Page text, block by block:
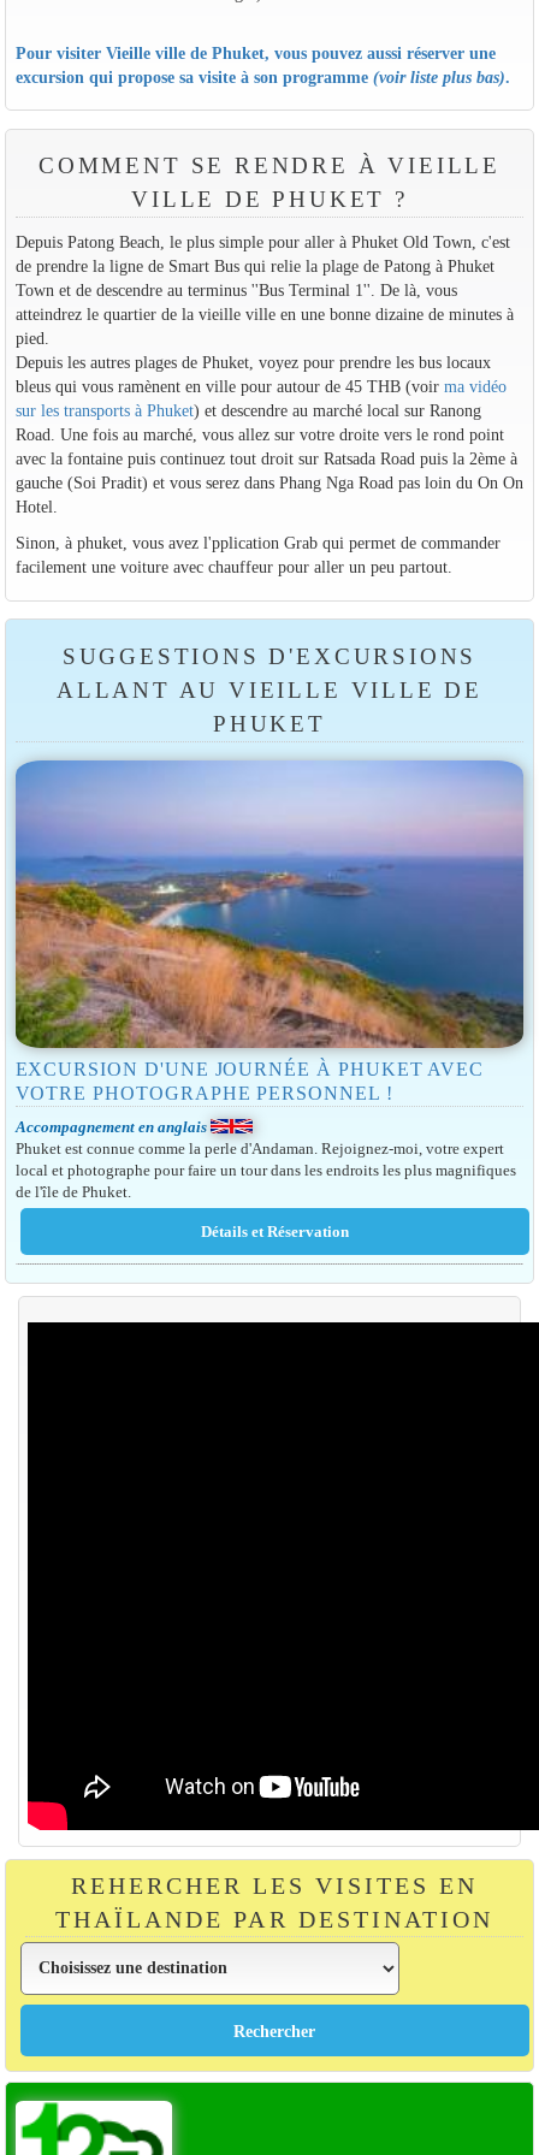
Pour visiter Vieille ville de Phuket, vous pouvez aussi réserver une
excursion qui propose sa visite à son programme (voir liste plus bas).
COMMENT SE RENDRE À VIEILLE
VILLE DE PHUKET ?
Depuis Patong Beach, le plus simple pour aller à Phuket Old Town, c'est
de prendre la ligne de Smart Bus qui relie la plage de Patong à Phuket
Town et de descendre au terminus ''Bus Terminal 1''. De là, vous
atteindrez le quartier de la vieille ville en une bonne dizaine de minutes à
pied.
Depuis les autres plages de Phuket, voyez pour prendre les bus locaux
bleus qui vous ramènent en ville pour autour de 45 THB (voir ma vidéo
sur les transports à Phuket) et descendre au marché local sur Ranong
Road. Une fois au marché, vous allez sur votre droite vers le rond point
avec la fontaine puis continuez tout droit sur Ratsada Road puis la 2ème à
gauche (Soi Pradit) et vous serez dans Phang Nga Road pas loin du On On
Hotel.
Sinon, à phuket, vous avez l'pplication Grab qui permet de commander
facilement une voiture avec chauffeur pour aller un peu partout.
SUGGESTIONS D'EXCURSIONS
ALLANT AU VIEILLE VILLE DE
PHUKET
EXCURSION D'UNE JOURNÉE À PHUKET AVEC
VOTRE PHOTOGRAPHE PERSONNEL !
Accompagnement en anglais
Phuket est connue comme la perle d'Andaman. Rejoignez-moi, votre expert
local et photographe pour faire un tour dans les endroits les plus magnifiques
de l'île de Phuket.
REHERCHER LES VISITES EN
THAÏLANDE PAR DESTINATION